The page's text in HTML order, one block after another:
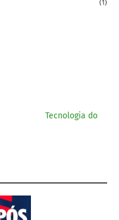
(1)
Tecnologia do